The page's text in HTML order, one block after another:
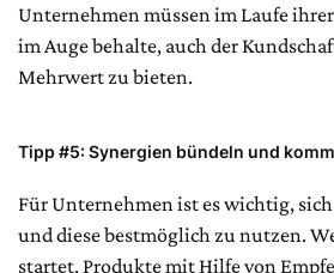
Unternehmen müssen im Laufe
im Auge behalte, auch der
Mehrwert zu bieten.
Tipp #5: Synergien bündeln und
Für Unternehmen ist es wichtig,
und diese bestmöglich zu nutzen.
startet, Produkte mit Hilfe von